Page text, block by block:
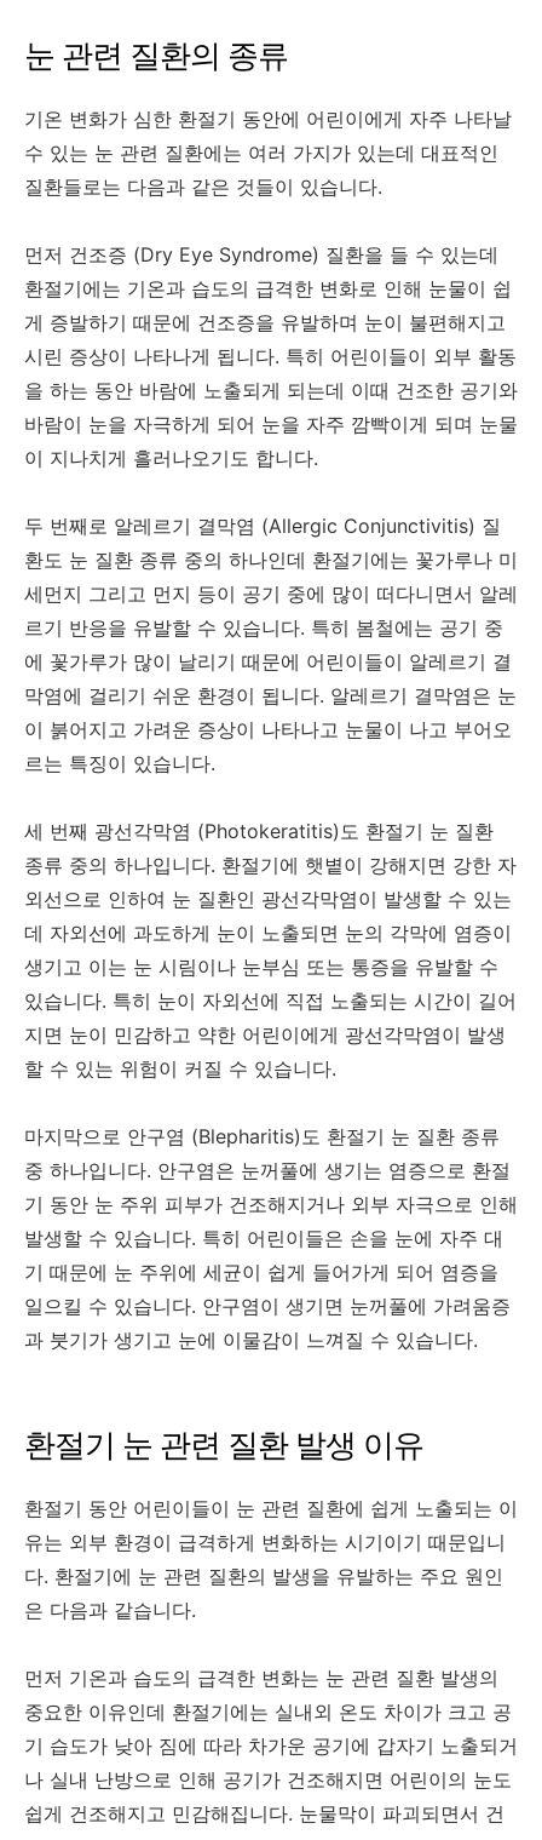
눈 관련 질환의 종류
기온 변화가 심한 환절기 동안에 어린이에게 자주 나타날
수 있는 눈 관련 질환에는 여러 가지가 있는데 대표적인
질환들로는 다음과 같은 것들이 있습니다.
먼저 건조증 (Dry Eye Syndrome) 질환을 들 수 있는데
환절기에는 기온과 습도의 급격한 변화로 인해 눈물이 쉽
게 증발하기 때문에 건조증을 유발하며 눈이 불편해지고
시린 증상이 나타나게 됩니다. 특히 어린이들이 외부 활동
을 하는 동안 바람에 노출되게 되는데 이때 건조한 공기와
바람이 눈을 자극하게 되어 눈을 자주 깜빡이게 되며 눈물
이 지나치게 흘러나오기도 합니다.
두 번째로 알레르기 결막염 (Allergic Conjunctivitis) 질
환도 눈 질환 종류 중의 하나인데 환절기에는 꽃가루나 미
세먼지 그리고 먼지 등이 공기 중에 많이 떠다니면서 알레
르기 반응을 유발할 수 있습니다. 특히 봄철에는 공기 중
에 꽃가루가 많이 날리기 때문에 어린이들이 알레르기 결
막염에 걸리기 쉬운 환경이 됩니다. 알레르기 결막염은 눈
이 붉어지고 가려운 증상이 나타나고 눈물이 나고 부어오
르는 특징이 있습니다.
세 번째 광선각막염 (Photokeratitis)도 환절기 눈 질환
종류 중의 하나입니다. 환절기에 햇볕이 강해지면 강한 자
외선으로 인하여 눈 질환인 광선각막염이 발생할 수 있는
데 자외선에 과도하게 눈이 노출되면 눈의 각막에 염증이
생기고 이는 눈 시림이나 눈부심 또는 통증을 유발할 수
있습니다. 특히 눈이 자외선에 직접 노출되는 시간이 길어
지면 눈이 민감하고 약한 어린이에게 광선각막염이 발생
할 수 있는 위험이 커질 수 있습니다.
마지막으로 안구염 (Blepharitis)도 환절기 눈 질환 종류
중 하나입니다. 안구염은 눈꺼풀에 생기는 염증으로 환절
기 동안 눈 주위 피부가 건조해지거나 외부 자극으로 인해
발생할 수 있습니다. 특히 어린이들은 손을 눈에 자주 대
기 때문에 눈 주위에 세균이 쉽게 들어가게 되어 염증을
일으킬 수 있습니다. 안구염이 생기면 눈꺼풀에 가려움증
과 붓기가 생기고 눈에 이물감이 느껴질 수 있습니다.
환절기 눈 관련 질환 발생 이유
환절기 동안 어린이들이 눈 관련 질환에 쉽게 노출되는 이
유는 외부 환경이 급격하게 변화하는 시기이기 때문입니
다. 환절기에 눈 관련 질환의 발생을 유발하는 주요 원인
은 다음과 같습니다.
먼저 기온과 습도의 급격한 변화는 눈 관련 질환 발생의
중요한 이유인데 환절기에는 실내외 온도 차이가 크고 공
기 습도가 낮아 짐에 따라 차가운 공기에 갑자기 노출되거
나 실내 난방으로 인해 공기가 건조해지면 어린이의 눈도
쉽게 건조해지고 민감해집니다. 눈물막이 파괴되면서 건